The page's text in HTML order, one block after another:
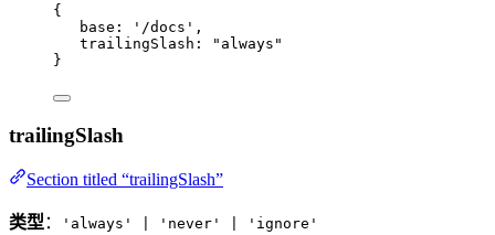
{
base:
' /docs ' ,
trailingSlash:
" always "
}
trailingSlash
Section titled “trailingSlash”
类型 ： 'always' | 'never' | 'ignore'